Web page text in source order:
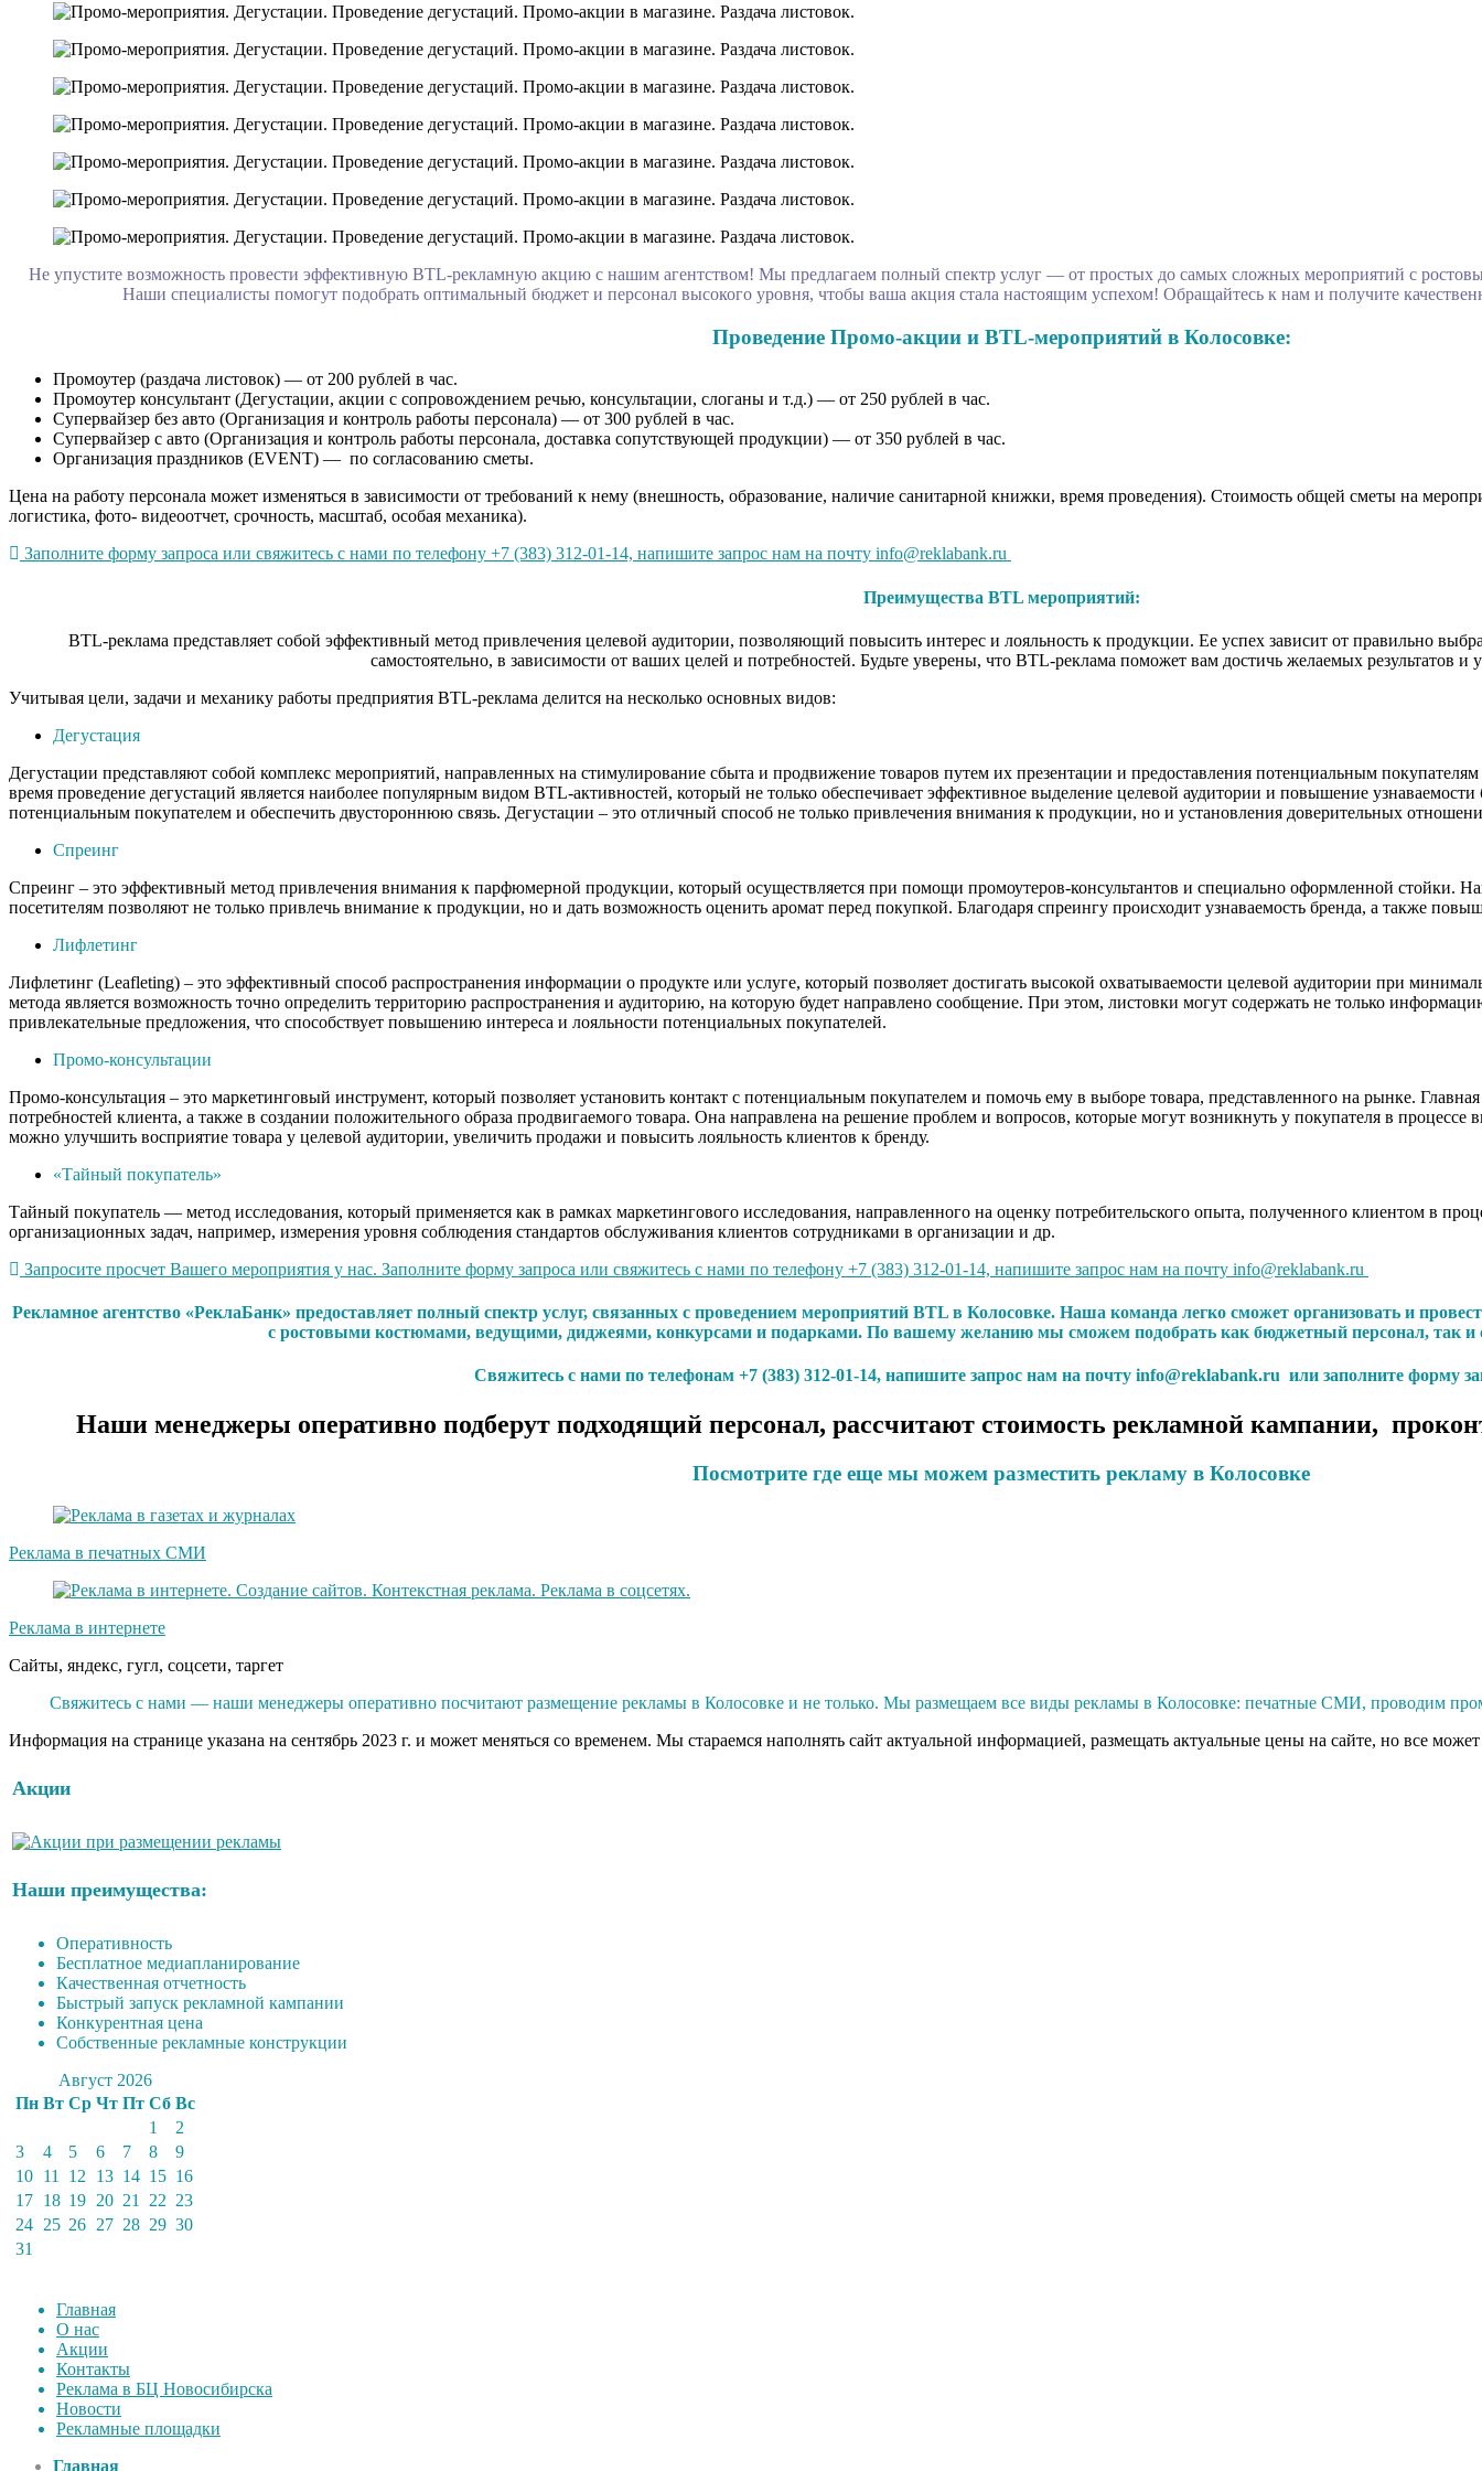
Не упустите возможность провести эффективную BTL-рекламную акцию с нашим агентством! Мы предлагаем полный спектр услуг — от простых до самых сложных мероприятий с
Наши специалисты помогут подобрать оптимальный бюджет и персонал высокого уровня, чтобы ваша акция стала настоящим успехом! Обращайтесь к нам и получите
Проведение Промо-акции и BTL-мероприятий в Колосовке:
Промоутер (раздача листовок) — от 200 рублей в час.
Промоутер консультант (Дегустации, акции с сопровождением речью, консультации, слоганы и т.д.) — от 250 рублей в час.
Супервайзер без авто (Организация и контроль работы персонала) — от 300 рублей в час.
Супервайзер с авто (Организация и контроль работы персонала, доставка сопутствующей продукции) — от 350 рублей в час.
Организация праздников (EVENT) — по согласованию сметы.
Цена на работу персонала может изменяться в зависимости от требований к нему (внешность, образование, наличие санитарной книжки, время проведения). Стоимость общей сметы на
логистика, фото- видеоотчет, срочность, масштаб, особая механика).
Заполните форму запроса или свяжитесь с нами по телефону +7 (383) 312-01-14, напишите запрос нам на почту info@reklabank.ru
Преимущества BTL мероприятий:
BTL-реклама представляет собой эффективный метод привлечения целевой аудитории, позволяющий повысить интерес и лояльность к продукции. Ее успех зависит от правильно
самостоятельно, в зависимости от ваших целей и потребностей. Будьте уверены, что BTL-реклама поможет вам достичь желаемых результатов
Учитывая цели, задачи и механику работы предприятия BTL-реклама делится на несколько основных видов:
Дегустация
Дегустации представляют собой комплекс мероприятий, направленных на стимулирование сбыта и продвижение товаров путем их презентации и предоставления потенциальным
время проведение дегустаций является наиболее популярным видом BTL-активностей, который не только обеспечивает эффективное выделение целевой аудитории и повышение
потенциальным покупателем и обеспечить двустороннюю связь. Дегустации – это отличный способ не только привлечения внимания к продукции, но и установления доверительных
Спреинг
Спреинг – это эффективный метод привлечения внимания к парфюмерной продукции, который осуществляется при помощи промоутеров-консультантов и специально оформленной стойки.
посетителям позволяют не только привлечь внимание к продукции, но и дать возможность оценить аромат перед покупкой. Благодаря спреингу происходит узнаваемость бренда, а также
Лифлетинг
Лифлетинг (Leafleting) – это эффективный способ распространения информации о продукте или услуге, который позволяет достигать высокой охватываемости целевой аудитории при
метода является возможность точно определить территорию распространения и аудиторию, на которую будет направлено сообщение. При этом, листовки могут содержать не только
привлекательные предложения, что способствует повышению интереса и лояльности потенциальных покупателей.
Промо-консультации
Промо-консультация – это маркетинговый инструмент, который позволяет установить контакт с потенциальным покупателем и помочь ему в выборе товара, представленного на рынке.
потребностей клиента, а также в создании положительного образа продвигаемого товара. Она направлена на решение проблем и вопросов, которые могут возникнуть у покупателя в процессе
можно улучшить восприятие товара у целевой аудитории, увеличить продажи и повысить лояльность клиентов к бренду.
«Тайный покупатель»
Тайный покупатель — метод исследования, который применяется как в рамках маркетингового исследования, направленного на оценку потребительского опыта, полученного клиентом в
организационных задач, например, измерения уровня соблюдения стандартов обслуживания клиентов сотрудниками в организации и др.
Запросите просчет Вашего мероприятия у нас. Заполните форму запроса или свяжитесь с нами по телефону +7 (383) 312-01-14, напишите запрос нам на почту info@reklabank.ru
Рекламное агентство «РеклаБанк» предоставляет полный спектр услуг, связанных с проведением мероприятий BTL в Колосовке. Наша команда легко сможет организовать и
с ростовыми костюмами, ведущими, диджеями, конкурсами и подарками. По вашему желанию мы сможем подобрать как бюджетный персонал, так и
Свяжитесь с нами по телефонам +7 (383) 312-01-14, напишите запрос нам на почту info@reklabank.ru или заполните форму
Наши менеджеры оперативно подберут подходящий персонал, рассчитают стоимость рекламной кампании,
Посмотрите где еще мы можем разместить рекламу в Колосовке
Реклама в печатных СМИ
Реклама в интернете
Сайты, яндекс, гугл, соцсети, таргет
Свяжитесь с нами — наши менеджеры оперативно посчитают размещение рекламы в Колосовке и не только. Мы размещаем все виды рекламы в Колосовке: печатные СМИ, проводим
Информация на странице указана на сентябрь 2023 г. и может меняться со временем. Мы стараемся наполнять сайт актуальной информацией, размещать актуальные цены на сайте, но все
Акции
Наши преимущества:
Оперативность
Бесплатное медиапланирование
Качественная отчетность
Быстрый запуск рекламной кампании
Конкурентная цена
Собственные рекламные конструкции
Август 2026
Пн Вт Ср Чт Пт Сб Вс
1
2
3
4 5 6 7 8
9
10 11 12 13 14 15 16
17 18 19 20 21 22 23
24 25 26 27 28 29 30
31
Главная
О нас
Акции
Контакты
Реклама в БЦ Новосибирска
Новости
Рекламные площадки
Главная